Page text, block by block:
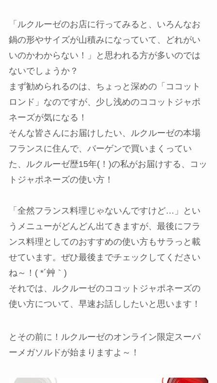
「ルクルーゼのお店に行ってみると、いろんなお
鍋の形やサイズが山積みになっていて、どれがい
いのかわからない！」と思われる方が多いのでは
ないでしょうか？
まず勧められるのは、ちょっと深めの「ココット
ロンド」なのですが、少し浅めのココットジャポ
ネーズが気になる！
そんな皆さんにお届けしたい、ルクルーゼの本場
フランスに住んで、バーゲンで買いまくってい
た、ルクルーゼ歴15年(！)の私がお届けする、コッ
トジャポネーズの使い方！
「全然フランス料理じゃないんですけど…」とい
うメニューがどんどん出てきますが、最後にフラ
ンス料理としてのおすすめの使い方もサラっと載
せています。ぜひ最後までチェックしてください
ね～！( *´艸｀)
それでは、ルクルーゼのココットジャポネーズの
使い方について、早速お話ししたいと思います！
とその前に！ルクルーゼのオンライン限定スーパ
ーメガソルドが始まりますよ～！